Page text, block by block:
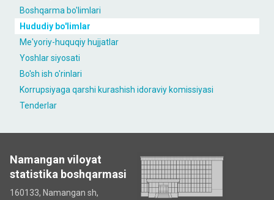
Boshqarma bo'limlari
Hududiy bo'limlar
Me'yoriy-huquqiy hujjatlar
Yoshlar siyosati
Bo'sh ish o'rinlari
Korrupsiyaga qarshi kurashish idoraviy komissiyasi
Tenderlar
Namangan viloyat
statistika boshqarmasi
160133, Namangan sh,